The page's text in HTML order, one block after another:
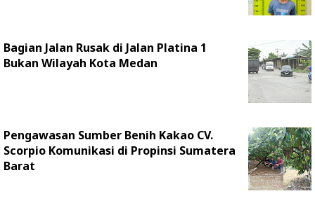
Bagian Jalan Rusak di Jalan Platina 1
Bukan Wilayah Kota Medan
Pengawasan Sumber Benih Kakao CV.
Scorpio Komunikasi di Propinsi Sumatera
Barat